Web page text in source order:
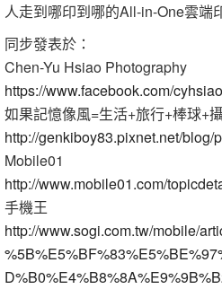
人走到哪印到哪的All-in-One雲端
同步發表於：
Chen-Yu Hsiao Photography
https://www.facebook.com/
如果記憶像風=生活+旅行+棒球+
http://genkiboy83.pixnet.net/blog/
Mobile01
http://www.mobile01.com/
手機王
http://www.sogi.com.tw/mobile/